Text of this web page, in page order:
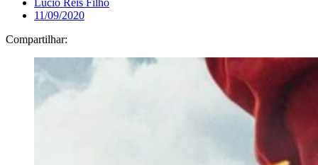
11/09/2020
Compartilhar: